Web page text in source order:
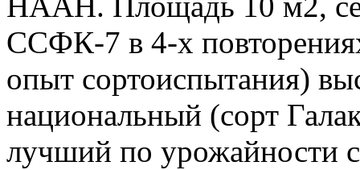
ССФК-7 в 4-х
опыт сортоиспытания)
национальный (сорт
лучший по урожайности